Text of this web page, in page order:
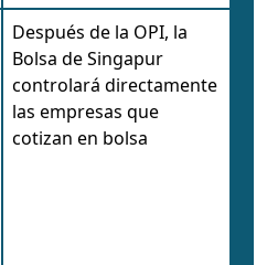
Después de la OPI, la
Bolsa de Singapur
controlará directamente
las empresas que
cotizan en bolsa